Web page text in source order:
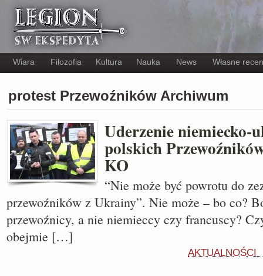
Wiara Filozofia Kultura Nauka News Własne
protest Przewoźników Archiwum
Uderzenie niemiecko-
polskich
KO
“Nie może być powrotu do
przewoźników z Ukrainy”. Nie może – bo co?
przewoźnicy, a nie niemieccy czy francuscy?
obejmie […]
AKTUALNOŚCI